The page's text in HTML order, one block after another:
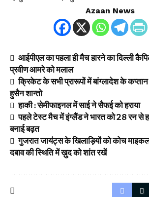
Azaan News
आईपीएल का पहला ही मैच हारने का दिल्ली
प्रवीण आमरे को मलाल
क्रिकेट के सभी प्रारूपों में बांग्लादेश के
हुसैन शान्तो
हाकी : सेमीफाइनल में साई ने सैफई को हराया
पहले टेस्ट मैच में इंग्लैंड ने भारत को 28 रन से
बनाई बढ़त
गुजरात जायंट्स के खिलाड़ियों को कोच
दबाव की स्थिति में ख़ुद को शांत रखें